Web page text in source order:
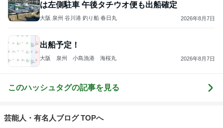
は左側駐車 午後タチウオ便も出船確定
大阪 泉州 谷川港 釣り船 春日丸 2026年8月7日
出船予定！
大阪 泉州 小島漁港 海桜丸 2026年8月7日
このハッシュタグの記事を見る
芸能人・有名人ブログ TOPへ